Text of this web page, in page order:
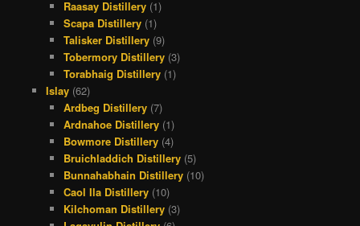
Raasay Distillery (1)
Scapa Distillery (1)
Talisker Distillery (9)
Tobermory Distillery (3)
Torabhaig Distillery (1)
Islay(62)
Ardbeg Distillery (7)
Ardnahoe Distillery (1)
Bowmore Distillery (4)
Bruichladdich Distillery (5)
Bunnahabhain Distillery (10)
Caol Ila Distillery (10)
Kilchoman Distillery (3)